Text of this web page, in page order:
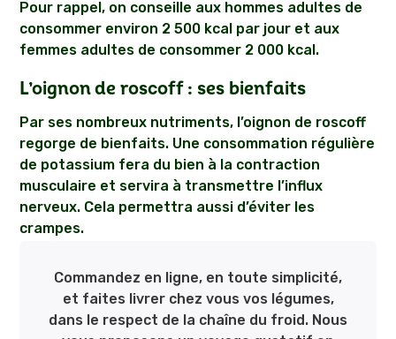
Pour rappel, on conseille aux hommes adultes de
consommer environ 2 500 kcal par jour et aux
femmes adultes de consommer 2 000 kcal.
L’oignon de roscoff : ses bienfaits
Par ses nombreux nutriments, l’oignon de roscoff
regorge de bienfaits. Une consommation régulière
de potassium fera du bien à la contraction
musculaire et servira à transmettre l’influx
nerveux. Cela permettra aussi d’éviter les
crampes.
Commandez en ligne, en toute simplicité,
et faites livrer chez vous vos légumes,
dans le respect de la chaîne du froid. Nous